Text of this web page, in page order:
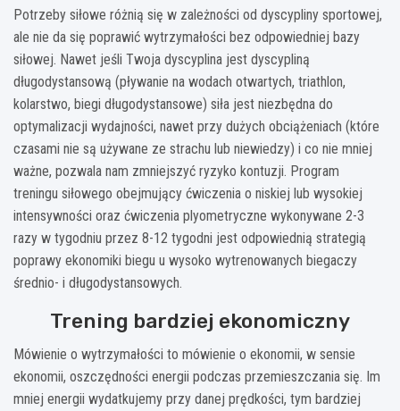
Potrzeby siłowe różnią się w zależności od dyscypliny sportowej,
ale nie da się poprawić wytrzymałości bez odpowiedniej bazy
siłowej. Nawet jeśli Twoja dyscyplina jest dyscypliną
długodystansową (pływanie na wodach otwartych, triathlon,
kolarstwo, biegi długodystansowe) siła jest niezbędna do
optymalizacji wydajności, nawet przy dużych obciążeniach (które
czasami nie są używane ze strachu lub niewiedzy) i co nie mniej
ważne, pozwala nam zmniejszyć ryzyko kontuzji. Program
treningu siłowego obejmujący ćwiczenia o niskiej lub wysokiej
intensywności oraz ćwiczenia plyometryczne wykonywane 2-3
razy w tygodniu przez 8-12 tygodni jest odpowiednią strategią
poprawy ekonomiki biegu u wysoko wytrenowanych biegaczy
średnio- i długodystansowych.
Trening bardziej ekonomiczny
Mówienie o wytrzymałości to mówienie o ekonomii, w sensie
ekonomii, oszczędności energii podczas przemieszczania się. Im
mniej energii wydatkujemy przy danej prędkości, tym bardziej